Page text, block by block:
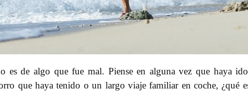
es de algo que fue mal. Piense en alguna vez que haya
que haya tenido o un largo viaje familiar en coche, ¿qué